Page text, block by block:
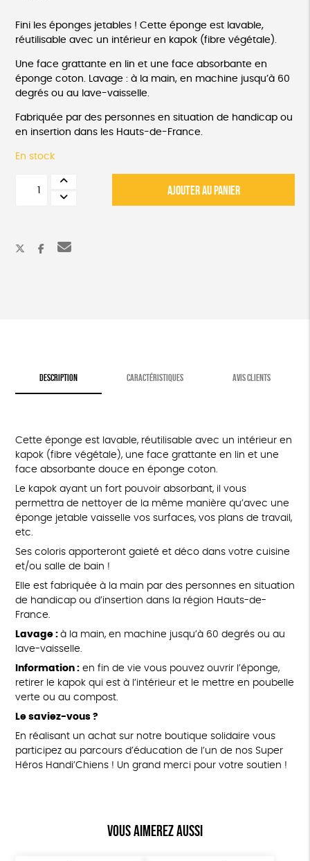
Fini les éponges jetables ! Cette éponge est lavable,
réutilisable avec un intérieur en kapok (fibre végétale).
Une face grattante en lin et une face absorbante en
éponge coton. Lavage : à la main, en machine jusqu’à 60
degrés ou au lave-vaisselle.
Fabriquée par des personnes en situation de handicap ou
en insertion dans les Hauts-de-France.
En stock
réutilisable
AJOUTER AU PANIER
DESCRIPTION CARACTÉRISTIQUES AVIS CLIENTS
Cette éponge est lavable, réutilisable avec un intérieur en
kapok (fibre végétale), une face grattante en lin et une
face absorbante douce en éponge coton.
Le kapok ayant un fort pouvoir absorbant, il vous
permettra de nettoyer de la même manière qu’avec une
éponge jetable vaisselle vos surfaces, vos plans de travail,
etc.
Ses coloris apporteront gaieté et déco dans votre cuisine
et/ou salle de bain !
Elle est fabriquée à la main par des personnes en situation
de handicap ou d’insertion dans la région Hauts-de-
France.
Lavage : à la main, en machine jusqu’à 60 degrés ou au
lave-vaisselle.
Information :en fin de vie vous pouvez ouvrir l’éponge,
retirer le kapok qui est à l’intérieur et le mettre en poubelle
verte ou au compost.
Le saviez-vous ?
En réalisant un achat sur notre boutique solidaire vous
participez au parcours d’éducation de l’un de nos Super
Héros Handi’Chiens ! Un grand merci pour votre soutien !
Vous aimerez aussi